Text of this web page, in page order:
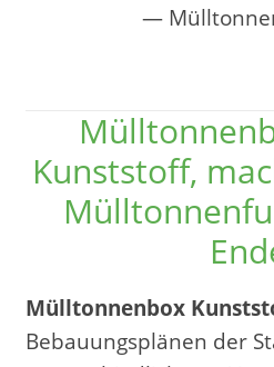
Kunststoff,
Mülltonnenbox
Bebauungsplänen der